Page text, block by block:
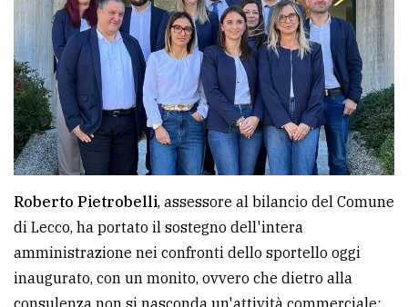
Roberto Pietrobelli, assessore al bilancio del Comune
di Lecco, ha portato il sostegno dell'intera
amministrazione nei confronti dello sportello oggi
inaugurato, con un monito, ovvero che dietro alla